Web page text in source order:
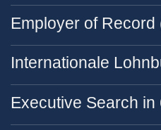
Employer of Record
Internationale
Executive Search in